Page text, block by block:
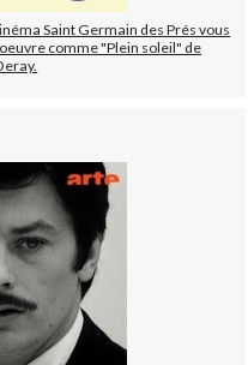
Saint Germain des Prés vous
comme "Plein soleil" de